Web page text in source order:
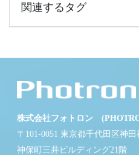
関連するタグ
株式会社フォトロン
〒101-0051 東京都千代田区神
神保町三井ビルディング21階